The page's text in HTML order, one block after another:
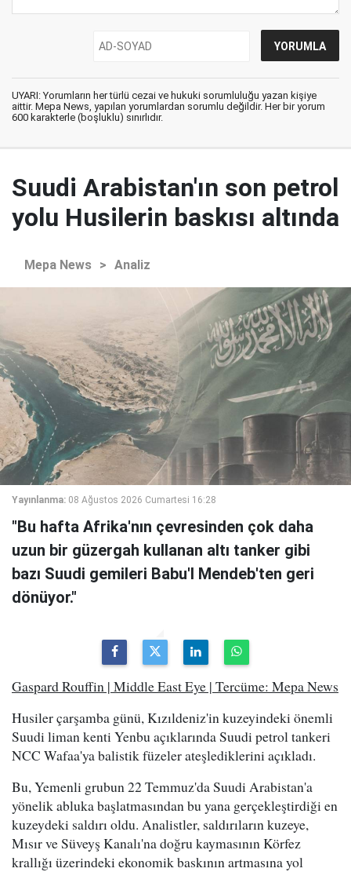
UYARI: Yorumların her türlü cezai ve hukuki sorumluluğu yazan kişiye
aittir. Mepa News, yapılan yorumlardan sorumlu değildir. Her bir yorum
600 karakterle (boşluklu) sınırlıdır.
Suudi Arabistan'ın son petrol
yolu Husilerin baskısı altında
Mepa News > Analiz
Yayınlanma: 08 Ağustos 2026 Cumartesi 16:28
"Bu hafta Afrika'nın çevresinden çok daha
uzun bir güzergah kullanan altı tanker gibi
bazı Suudi gemileri Babu'l Mendeb'ten geri
dönüyor."
Gaspard Rouffin | Middle East Eye | Tercüme: Mepa News
Husiler çarşamba günü, Kızıldeniz'in kuzeyindeki önemli
Suudi liman kenti Yenbu açıklarında Suudi petrol tankeri
NCC Wafaa'ya balistik füzeler ateşlediklerini açıkladı.
Bu, Yemenli grubun 22 Temmuz'da Suudi Arabistan'a
yönelik abluka başlatmasından bu yana gerçekleştirdiği en
kuzeydeki saldırı oldu. Analistler, saldırıların kuzeye,
Mısır ve Süveyş Kanalı'na doğru kaymasının Körfez
krallığı üzerindeki ekonomik baskının artmasına yol